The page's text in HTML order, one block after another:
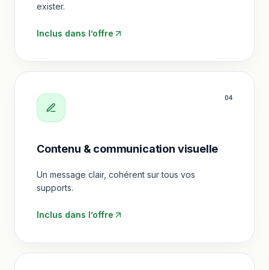
exister.
Inclus dans l’offre
04
Contenu & communication visuelle
Un message clair, cohérent sur tous vos
supports.
Inclus dans l’offre